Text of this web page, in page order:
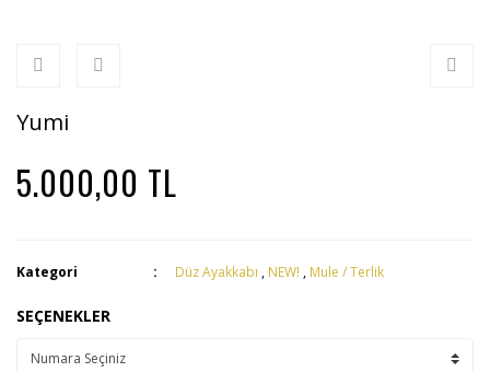
Yumi
5.000,00 TL
Kategori Düz Ayakkabı , NEW! , Mule / Terlik
SEÇENEKLER